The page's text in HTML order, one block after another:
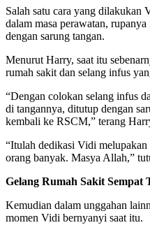
Salah satu cara yang dilakukan
dalam masa perawatan,
dengan sarung tangan.
Menurut Harry, saat itu
rumah sakit dan selang infus
“Dengan colokan selang infus
di tangannya, ditutup dengan
kembali ke RSCM,” terang
“Itulah dedikasi Vidi
orang banyak. Masya Allah,”
Gelang Rumah Sakit Sempat
Kemudian dalam unggahan
momen Vidi bernyanyi saat itu.